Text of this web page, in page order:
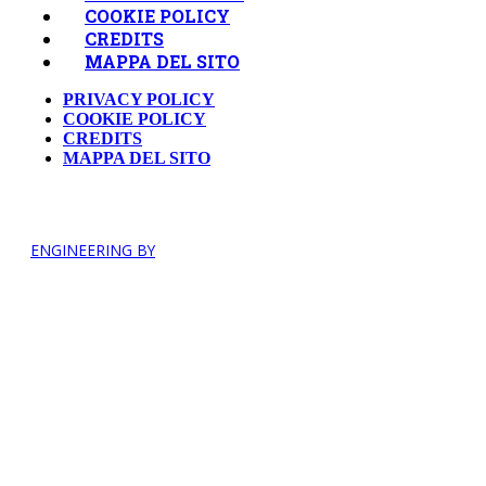
COOKIE POLICY
CREDITS
MAPPA DEL SITO
PRIVACY POLICY
COOKIE POLICY
CREDITS
MAPPA DEL SITO
ENGINEERING BY